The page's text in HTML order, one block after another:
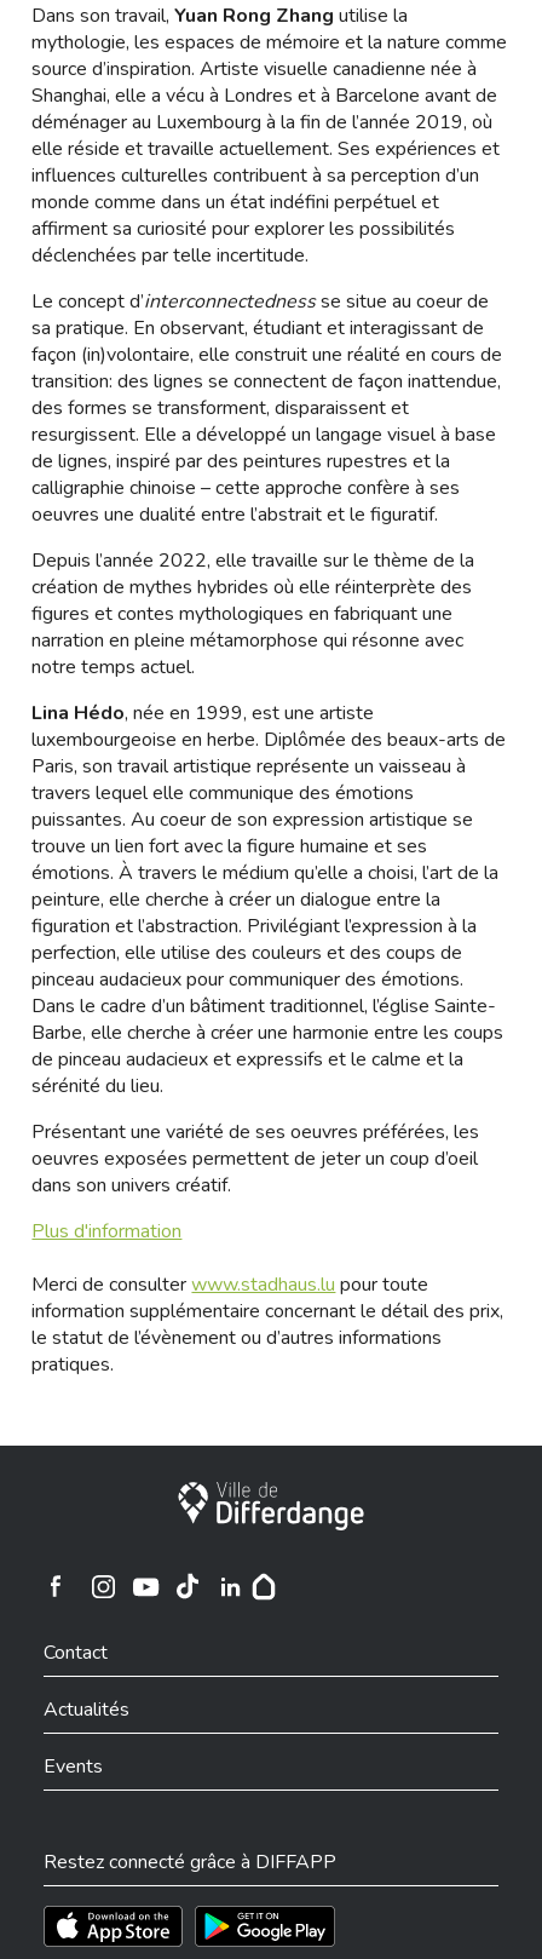
Dans son travail,Yuan Rong Zhang utilise la
mythologie, les espaces de mémoire et la nature comme
source d’inspiration. Artiste visuelle canadienne née à
Shanghai, elle a vécu à Londres et à Barcelone avant de
déménager au Luxembourg à la fin de l’année 2019, où
elle réside et travaille actuellement. Ses expériences et
influences culturelles contribuent à sa perception d’un
monde comme dans un état indéfini perpétuel et
affirment sa curiosité pour explorer les possibilités
déclenchées par telle incertitude.
Le concept d’interconnectednessse situe au coeur de
sa pratique. En observant, étudiant et interagissant de
façon (in)volontaire, elle construit une réalité en cours de
transition: des lignes se connectent de façon inattendue,
des formes se transforment, disparaissent et
resurgissent. Elle a développé un langage visuel à base
de lignes, inspiré par des peintures rupestres et la
calligraphie chinoise – cette approche confère à ses
oeuvres une dualité entre l’abstrait et le figuratif.
Depuis l’année 2022, elle travaille sur le thème de la
création de mythes hybrides où elle réinterprète des
figures et contes mythologiques en fabriquant une
narration en pleine métamorphose qui résonne avec
notre temps actuel.
Lina Hédo, née en 1999, est une artiste
luxembourgeoise en herbe. Diplômée des beaux-arts de
Paris, son travail artistique représente un vaisseau à
travers lequel elle communique des émotions
puissantes. Au coeur de son expression artistique se
trouve un lien fort avec la figure humaine et ses
émotions. À travers le médium qu’elle a choisi, l’art de la
peinture, elle cherche à créer un dialogue entre la
figuration et l’abstraction. Privilégiant l’expression à la
perfection, elle utilise des couleurs et des coups de
pinceau audacieux pour communiquer des émotions.
Dans le cadre d’un bâtiment traditionnel, l’église Sainte-
Barbe, elle cherche à créer une harmonie entre les coups
de pinceau audacieux et expressifs et le calme et la
sérénité du lieu.
Présentant une variété de ses oeuvres préférées, les
oeuvres exposées permettent de jeter un coup d’oeil
dans son univers créatif.
Plus d'information
Merci de consulterwww.stadhaus.lu pour toute
information supplémentaire concernant le détail des prix,
le statut de l’évènement ou d’autres informations
pratiques.
Ville de Differdange
Ville de Differdange sur Instagram
Contact
Actualités
Events
Restez connecté grâce à DIFFAPP
Téléchargez l'app sur l'App StoreTéléchargez l'app sur Play Store